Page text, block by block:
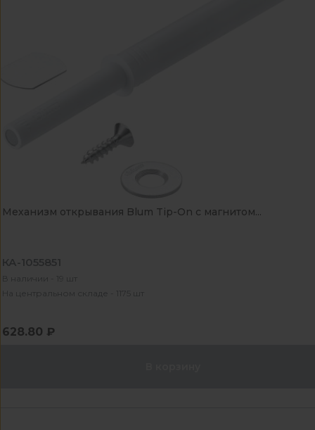
Механизм открывания Blum Tip-On с магнитом...
КА-1055851
В наличии - 19 шт
На центральном складе - 1175 шт
628.80 ₽